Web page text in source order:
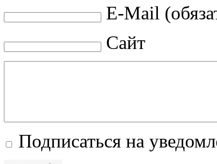
E-Mail
Сайт
Подписаться на